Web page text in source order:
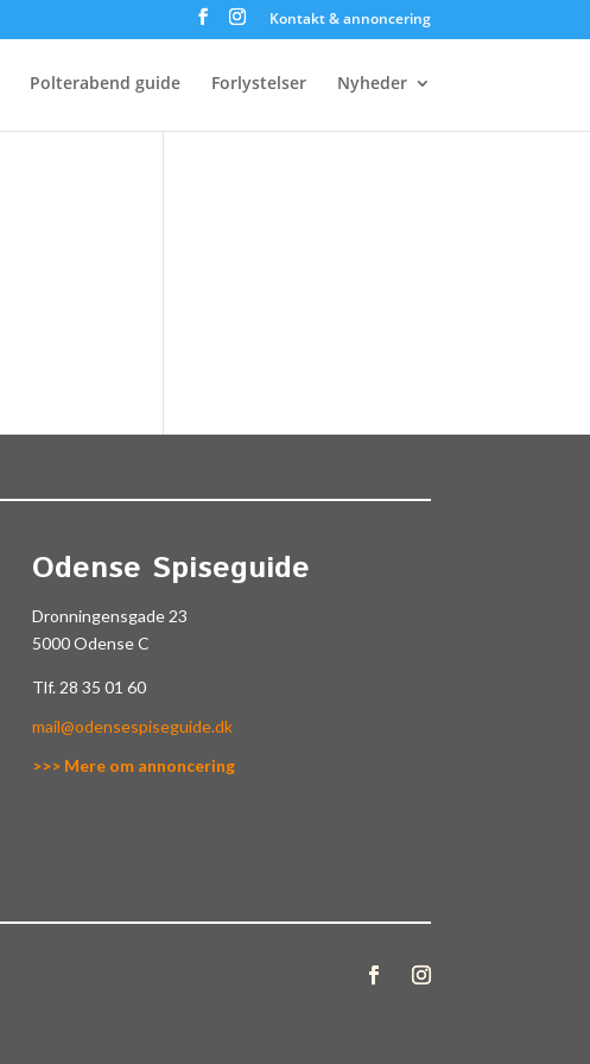
Kontakt & annoncering
Polterabend guide Forlystelser Nyheder
Odense Spiseguide
Dronningensgade 23
5000 Odense C
Tlf. 28 35 01 60
mail@odensespiseguide.dk
>>> Mere om annoncering